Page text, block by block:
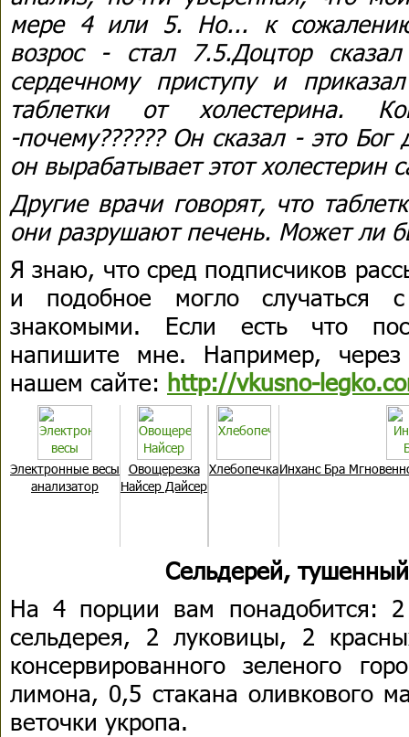
мере 4 или 5. Но... к
возрос - стал 7.5.Доцтор
сердечному приступу и
таблетки от холестерина.
-почему?????? Он сказал - это
он вырабатывает этот холестерин
Другие врачи говорят, что
они разрушают печень. Может ли
Я знаю, что сред подписчиков
и подобное могло
знакомыми. Если есть что
напишите мне. Например, через
нашем сайте: http://vkusno-
Электронные весы
анализатор
Овощерезка
Найсер Дайсер
ХлебопечкаИнханс Бра
Сельдерей,
На 4 порции вам понадобится: 2
сельдерея, 2 луковицы, 2
консервированного зеленого
лимона, 0,5 стакана оливкового
веточки укропа.